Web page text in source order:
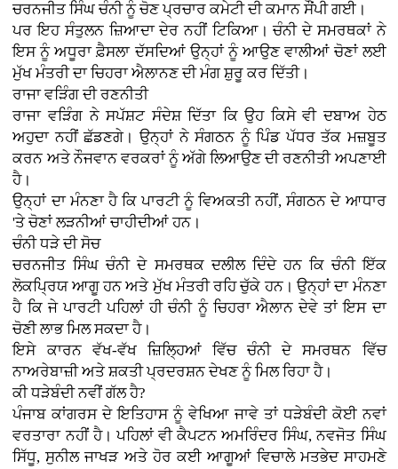
ਚਰਨਜੀਤ ਸਿੰਘ ਚੰਨੀ ਨੂੰ ਚੋਣ ਪ੍ਰਚਾਰ ਕਮੇਟੀ ਦੀ ਕਮਾਨ ਸੌਂਪੀ ਗਈ।
ਪਰ ਇਹ ਸੰਤੁਲਨ ਜ਼ਿਆਦਾ ਦੇਰ ਨਹੀਂ ਟਿਕਿਆ। ਚੰਨੀ ਦੇ ਸਮਰਥਕਾਂ ਨੇ
ਇਸ ਨੂੰ ਅਧੂਰਾ ਫ਼ੈਸਲਾ ਦੱਸਦਿਆਂ ਉਨ੍ਹਾਂ ਨੂੰ ਆਉਣ ਵਾਲੀਆਂ ਚੋਣਾਂ ਲਈ
ਮੁੱਖ ਮੰਤਰੀ ਦਾ ਚਿਹਰਾ ਐਲਾਨਣ ਦੀ ਮੰਗ ਸ਼ੁਰੂ ਕਰ ਦਿੱਤੀ।
ਰਾਜਾ ਵੜਿੰਗ ਦੀ ਰਣਨੀਤੀ
ਰਾਜਾ ਵੜਿੰਗ ਨੇ ਸਪੱਸ਼ਟ ਸੰਦੇਸ਼ ਦਿੱਤਾ ਕਿ ਉਹ ਕਿਸੇ ਵੀ ਦਬਾਅ ਹੇਠ
ਅਹੁਦਾ ਨਹੀਂ ਛੱਡਣਗੇ। ਉਨ੍ਹਾਂ ਨੇ ਸੰਗਠਨ ਨੂੰ ਪਿੰਡ ਪੱਧਰ ਤੱਕ ਮਜ਼ਬੂਤ
ਕਰਨ ਅਤੇ ਨੌਜਵਾਨ ਵਰਕਰਾਂ ਨੂੰ ਅੱਗੇ ਲਿਆਉਣ ਦੀ ਰਣਨੀਤੀ ਅਪਣਾਈ
ਹੈ।
ਉਨ੍ਹਾਂ ਦਾ ਮੰਨਣਾ ਹੈ ਕਿ ਪਾਰਟੀ ਨੂੰ ਵਿਅਕਤੀ ਨਹੀਂ, ਸੰਗਠਨ ਦੇ ਆਧਾਰ
'ਤੇ ਚੋਣਾਂ ਲੜਨੀਆਂ ਚਾਹੀਦੀਆਂ ਹਨ।
ਚੰਨੀ ਧੜੇ ਦੀ ਸੋਚ
ਚਰਨਜੀਤ ਸਿੰਘ ਚੰਨੀ ਦੇ ਸਮਰਥਕ ਦਲੀਲ ਦਿੰਦੇ ਹਨ ਕਿ ਚੰਨੀ ਇੱਕ
ਲੋਕਪ੍ਰਿਯ ਆਗੂ ਹਨ ਅਤੇ ਮੁੱਖ ਮੰਤਰੀ ਰਹਿ ਚੁੱਕੇ ਹਨ। ਉਨ੍ਹਾਂ ਦਾ ਮੰਨਣਾ
ਹੈ ਕਿ ਜੇ ਪਾਰਟੀ ਪਹਿਲਾਂ ਹੀ ਚੰਨੀ ਨੂੰ ਚਿਹਰਾ ਐਲਾਨ ਦੇਵੇ ਤਾਂ ਇਸ ਦਾ
ਚੋਣੀ ਲਾਭ ਮਿਲ ਸਕਦਾ ਹੈ।
ਇਸੇ ਕਾਰਨ ਵੱਖ-ਵੱਖ ਜ਼ਿਲ੍ਹਿਆਂ ਵਿੱਚ ਚੰਨੀ ਦੇ ਸਮਰਥਨ ਵਿੱਚ
ਨਾਅਰੇਬਾਜ਼ੀ ਅਤੇ ਸ਼ਕਤੀ ਪ੍ਰਦਰਸ਼ਨ ਦੇਖਣ ਨੂੰ ਮਿਲ ਰਿਹਾ ਹੈ।
ਕੀ ਧੜੇਬੰਦੀ ਨਵੀਂ ਗੱਲ ਹੈ?
ਪੰਜਾਬ ਕਾਂਗਰਸ ਦੇ ਇਤਿਹਾਸ ਨੂੰ ਵੇਖਿਆ ਜਾਵੇ ਤਾਂ ਧੜੇਬੰਦੀ ਕੋਈ ਨਵਾਂ
ਵਰਤਾਰਾ ਨਹੀਂ ਹੈ। ਪਹਿਲਾਂ ਵੀ ਕੈਪਟਨ ਅਮਰਿੰਦਰ ਸਿੰਘ, ਨਵਜੋਤ ਸਿੰਘ
ਸਿੱਧੂ, ਸੁਨੀਲ ਜਾਖੜ ਅਤੇ ਹੋਰ ਕਈ ਆਗੂਆਂ ਵਿਚਾਲੇ ਮਤਭੇਦ ਸਾਹਮਣੇ